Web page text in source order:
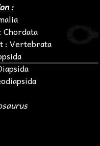
:
Chordata
: Vertebrata